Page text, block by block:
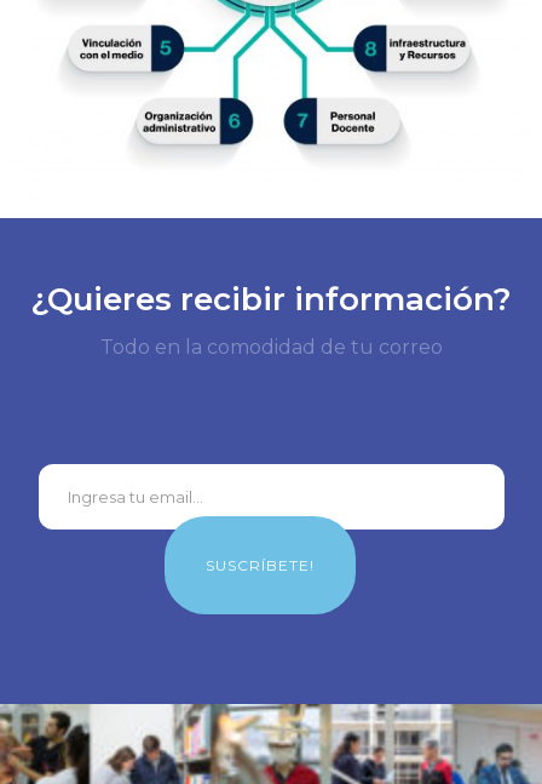
¿Quieres recibir información?
Todo en la comodidad de tu correo